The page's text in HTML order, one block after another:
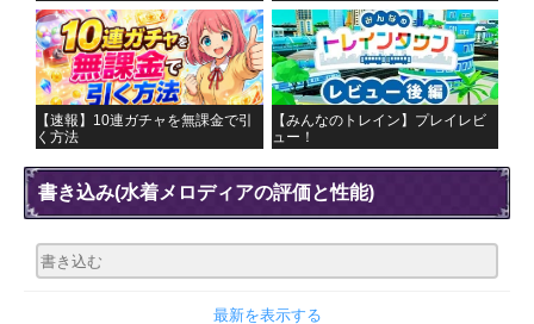
【速報】10連ガチャを無課金で引
く方法
【みんなのトレイン】プレイレビ
ュー！
書き込み(水着メロディアの評価と性能)
最新を表示する